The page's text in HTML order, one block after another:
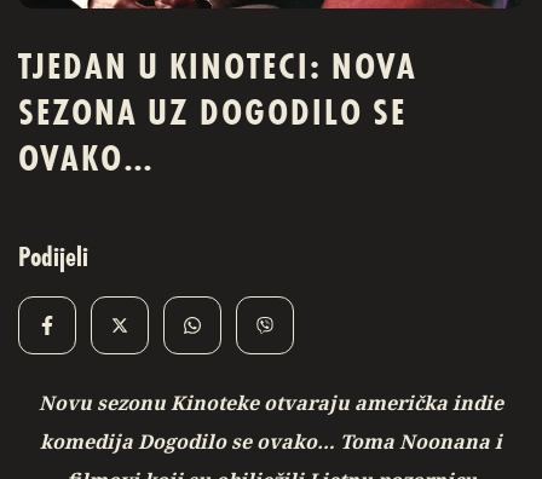
TJEDAN U KINOTECI: NOVA
SEZONA UZ DOGODILO SE
OVAKO…
Podijeli
Novu sezonu Kinoteke otvaraju američka indie
komedija Dogodilo se ovako… Toma Noonana i